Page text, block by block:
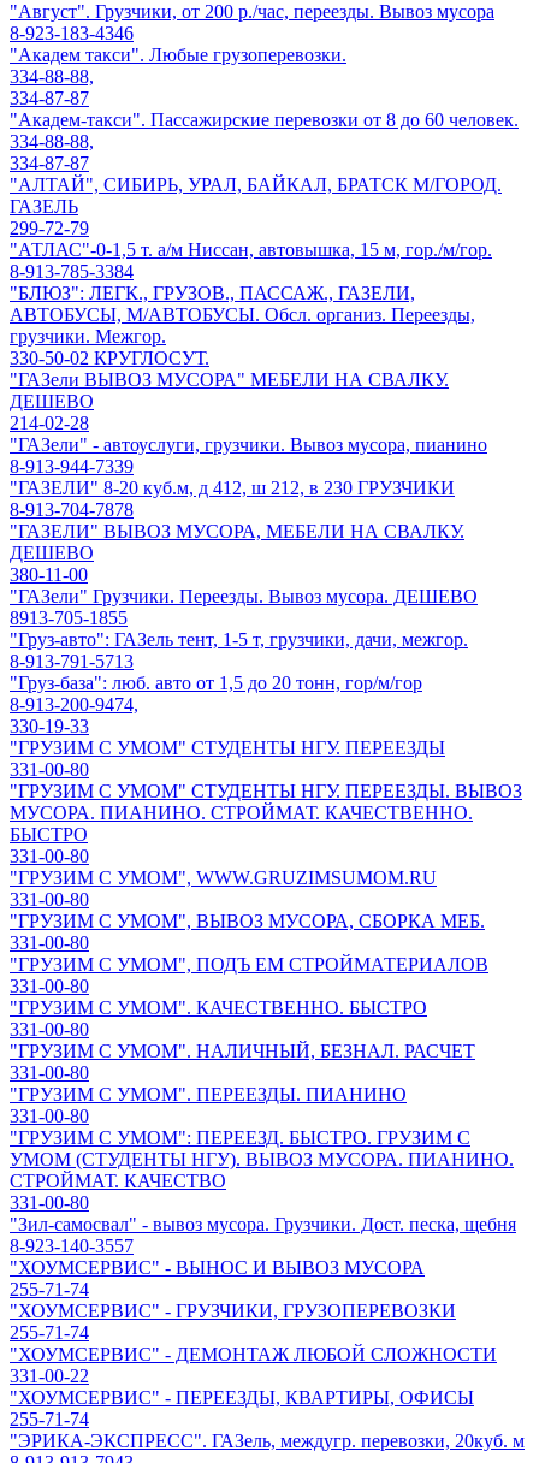
"Август". Грузчики, от 200 р./час, переезды. Вывоз мусора
8-923-183-4346
"Академ такси". Любые грузоперевозки.
334-88-88,
334-87-87
"Академ-такси". Пассажирские перевозки от 8 до 60 человек.
334-88-88,
334-87-87
"АЛТАЙ", СИБИРЬ, УРАЛ, БАЙКАЛ, БРАТСК М/ГОРОД.
ГАЗЕЛЬ
299-72-79
"АТЛАС"-0-1,5 т. а/м Ниссан, автовышка, 15 м, гор./м/гор.
8-913-785-3384
"БЛЮЗ": ЛЕГК., ГРУЗОВ., ПАССАЖ., ГАЗЕЛИ,
АВТОБУСЫ, М/АВТОБУСЫ. Обсл. организ. Переезды,
грузчики. Межгор.
330-50-02 КРУГЛОСУТ.
"ГАЗели ВЫВОЗ МУСОРА" МЕБЕЛИ НА СВАЛКУ.
ДЕШЕВО
214-02-28
"ГАЗели" - автоуслуги, грузчики. Вывоз мусора, пианино
8-913-944-7339
"ГАЗЕЛИ" 8-20 куб.м, д 412, ш 212, в 230 ГРУЗЧИКИ
8-913-704-7878
"ГАЗЕЛИ" ВЫВОЗ МУСОРА, МЕБЕЛИ НА СВАЛКУ.
ДЕШЕВО
380-11-00
"ГАЗели" Грузчики. Переезды. Вывоз мусора. ДЕШЕВО
8913-705-1855
"Груз-авто": ГАЗель тент, 1-5 т, грузчики, дачи, межгор.
8-913-791-5713
"Груз-база": люб. авто от 1,5 до 20 тонн, гор/м/гор
8-913-200-9474,
330-19-33
"ГРУЗИМ С УМОМ" СТУДЕНТЫ НГУ. ПЕРЕЕЗДЫ
331-00-80
"ГРУЗИМ С УМОМ" СТУДЕНТЫ НГУ. ПЕРЕЕЗДЫ. ВЫВОЗ
МУСОРА. ПИАНИНО. СТРОЙМАТ. КАЧЕСТВЕННО.
БЫСТРО
331-00-80
"ГРУЗИМ С УМОМ", WWW.GRUZIMSUMOM.RU
331-00-80
"ГРУЗИМ С УМОМ", ВЫВОЗ МУСОРА, СБОРКА МЕБ.
331-00-80
"ГРУЗИМ С УМОМ", ПОДЪ ЕМ СТРОЙМАТЕРИАЛОВ
331-00-80
"ГРУЗИМ С УМОМ". КАЧЕСТВЕННО. БЫСТРО
331-00-80
"ГРУЗИМ С УМОМ". НАЛИЧНЫЙ, БЕЗНАЛ. РАСЧЕТ
331-00-80
"ГРУЗИМ С УМОМ". ПЕРЕЕЗДЫ. ПИАНИНО
331-00-80
"ГРУЗИМ С УМОМ": ПЕРЕЕЗД. БЫСТРО. ГРУЗИМ С
УМОМ (СТУДЕНТЫ НГУ). ВЫВОЗ МУСОРА. ПИАНИНО.
СТРОЙМАТ. КАЧЕСТВО
331-00-80
"Зил-самосвал" - вывоз мусора. Грузчики. Дост. песка, щебня
8-923-140-3557
"ХОУМСЕРВИС" - ВЫНОС И ВЫВОЗ МУСОРА
255-71-74
"ХОУМСЕРВИС" - ГРУЗЧИКИ, ГРУЗОПЕРЕВОЗКИ
255-71-74
"ХОУМСЕРВИС" - ДЕМОНТАЖ ЛЮБОЙ СЛОЖНОСТИ
331-00-22
"ХОУМСЕРВИС" - ПЕРЕЕЗДЫ, КВАРТИРЫ, ОФИСЫ
255-71-74
"ЭРИКА-ЭКСПРЕСС". ГАЗель, междугр. перевозки, 20куб. м